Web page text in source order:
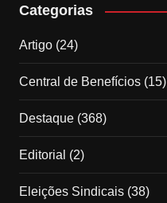
Categorias
Artigo(24)
Central de Benefícios(15)
Destaque(368)
Editorial (2)
Eleições Sindicais(38)